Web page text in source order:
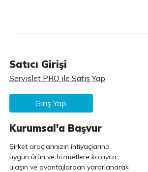
Satıcı Girişi
Servislet PRO ile Satış Yap
Giriş Yap
Kurumsal'a Başvur
Şirket araçlarınızın ihtiyaçlarına
uygun ürün ve hizmetlere kolayca
ulaşın ve avantajlardan yararlanarak